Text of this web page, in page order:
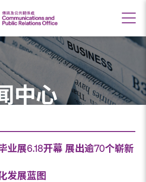
中心
业展6.18开幕 展出逾70个崭新
发展蓝图